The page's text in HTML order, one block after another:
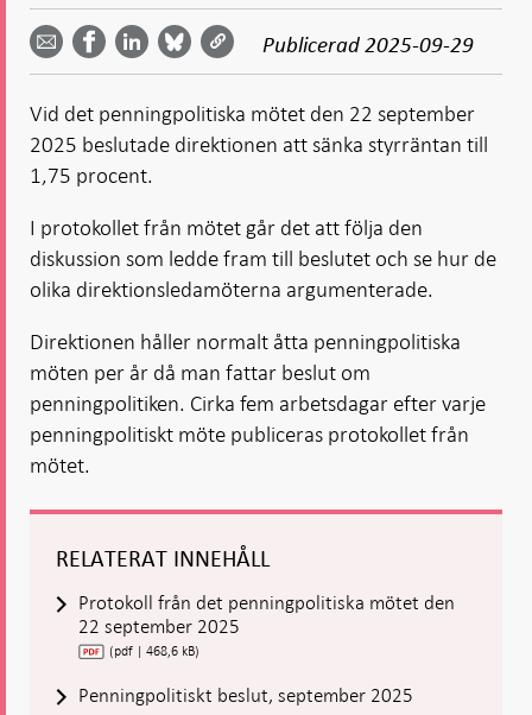
Dela
email -
Öppnas
i ny flik
Dela på
Facebook
- Öppnas
Dela på
LinkedIn
-
Öppnas
i ny flik
på
Bluesky
-
i ny flik
på
Twitter
-
i ny flik
Publicerad 2025-09-29
Vid det penningpolitiska mötet den 22 september
2025 beslutade direktionen att sänka styrräntan till
1,75 procent.
I protokollet från mötet går det att följa den
diskussion som ledde fram till beslutet och se hur de
olika direktionsledamöterna argumenterade.
Direktionen håller normalt åtta penningpolitiska
möten per år då man fattar beslut om
penningpolitiken. Cirka fem arbetsdagar efter varje
penningpolitiskt möte publiceras protokollet från
mötet.
RELATERAT INNEHÅLL
Protokoll från det penningpolitiska mötet den
22 september 2025
(pdf | 468,6 kB)
Penningpolitiskt beslut, september 2025